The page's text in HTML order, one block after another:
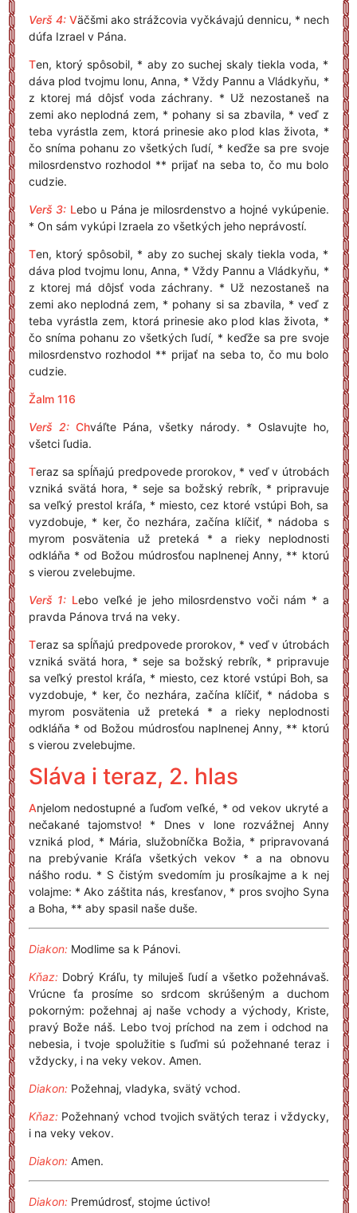
Verš 4: Väčšmi ako strážcovia vyčkávajú dennicu, * nech
dúfa Izrael v Pána.
Ten, ktorý spôsobil, * aby zo suchej skaly tiekla voda, *
dáva plod tvojmu lonu, Anna, * Vždy Pannu a Vládkyňu, *
z ktorej má dôjsť voda záchrany. * Už nezostaneš na
zemi ako neplodná zem, * pohany si sa zbavila, * veď z
teba vyrástla zem, ktorá prinesie ako plod klas života, *
čo sníma pohanu zo všetkých ľudí, * keďže sa pre svoje
milosrdenstvo rozhodol ** prijať na seba to, čo mu bolo
cudzie.
Verš 3: Lebo u Pána je milosrdenstvo a hojné vykúpenie.
* On sám vykúpi Izraela zo všetkých jeho neprávostí.
Ten, ktorý spôsobil, * aby zo suchej skaly tiekla voda, *
dáva plod tvojmu lonu, Anna, * Vždy Pannu a Vládkyňu, *
z ktorej má dôjsť voda záchrany. * Už nezostaneš na
zemi ako neplodná zem, * pohany si sa zbavila, * veď z
teba vyrástla zem, ktorá prinesie ako plod klas života, *
čo sníma pohanu zo všetkých ľudí, * keďže sa pre svoje
milosrdenstvo rozhodol ** prijať na seba to, čo mu bolo
cudzie.
Žalm 116
Verš 2: Chváľte Pána, všetky národy. * Oslavujte ho,
všetci ľudia.
Teraz sa spĺňajú predpovede prorokov, * veď v útrobách
vzniká svätá hora, * seje sa božský rebrík, * pripravuje
sa veľký prestol kráľa, * miesto, cez ktoré vstúpi Boh, sa
vyzdobuje, * ker, čo nezhára, začína klíčiť, * nádoba s
myrom posvätenia už preteká * a rieky neplodnosti
odkláňa * od Božou múdrosťou naplnenej Anny, ** ktorú
s vierou zvelebujme.
Verš 1: Lebo veľké je jeho milosrdenstvo voči nám * a
pravda Pánova trvá na veky.
Teraz sa spĺňajú predpovede prorokov, * veď v útrobách
vzniká svätá hora, * seje sa božský rebrík, * pripravuje
sa veľký prestol kráľa, * miesto, cez ktoré vstúpi Boh, sa
vyzdobuje, * ker, čo nezhára, začína klíčiť, * nádoba s
myrom posvätenia už preteká * a rieky neplodnosti
odkláňa * od Božou múdrosťou naplnenej Anny, ** ktorú
s vierou zvelebujme.
Sláva i teraz, 2. hlas
Anjelom nedostupné a ľuďom veľké, * od vekov ukryté a
nečakané tajomstvo! * Dnes v lone rozvážnej Anny
vzniká plod, * Mária, služobníčka Božia, * pripravovaná
na prebývanie Kráľa všetkých vekov * a na obnovu
nášho rodu. * S čistým svedomím ju prosíkajme a k nej
volajme: * Ako záštita nás, kresťanov, * pros svojho Syna
a Boha, ** aby spasil naše duše.
Diakon:Modlime sa k Pánovi.
Kňaz:Dobrý Kráľu, ty miluješ ľudí a všetko požehnávaš.
Vrúcne ťa prosíme so srdcom skrúšeným a duchom
pokorným: požehnaj aj naše vchody a východy, Kriste,
pravý Bože náš. Lebo tvoj príchod na zem i odchod na
nebesia, i tvoje spolužitie s ľuďmi sú požehnané teraz i
vždycky, i na veky vekov. Amen.
Diakon:Požehnaj, vladyka, svätý vchod.
Kňaz:Požehnaný vchod tvojich svätých teraz i vždycky,
i na veky vekov.
Diakon:Amen.
Diakon:Premúdrosť, stojme úctivo!